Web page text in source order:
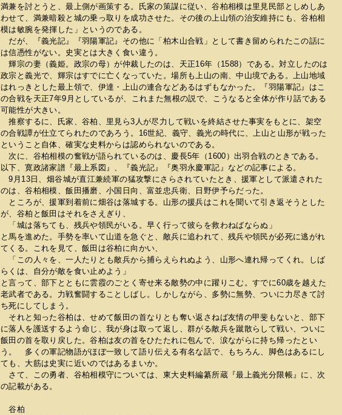
満兼を討とうと、最上側が画策する。氏家の策謀に従い、谷柏相模は里見民部としめしあ
わせて、満兼暗殺と城の乗っ取りを成功させた。その後の上山領の治安維持にも、谷柏相
模は敏腕を発揮した」というのである。
だが、『義光記』『羽陽軍記』その他に「柏木山合戦」として書き留められたこの話に
は信憑性がない。史実とは大きく食い違う。
輝宗の妻（義姫。政宗の母）が仲裁したのは、天正16年（1588）である。対立したのは
政宗と義光で、輝宗はすでに亡くなっていた。場所も上山の南、中山境である。上山地域
はれっきとした最上領で、伊達・上山の連合などあるはずもなかった。『羽陽軍記』はこ
の合戦を天正7年9月としているが、これまた無根の説で、こうなると全体が作り話である
可能性が大きい。
推察するに、氏家、谷柏、里見ら3人が尽力して戦いを終結させた事実をもとに、架空
の合戦譚が仕立てられたのであろう。16世紀、義守、義光の時代に、上山と山形が戦った
ということ自体、確実な史料からは認められないのである。
次に、谷柏相模の奮戦が語られているのは、慶長5年（1600）出羽合戦のときである。
以下、寛政諸家譜『最上系図』、『義光記』『奥羽永慶軍記』などの記事による。
9月13日、畑谷城が直江兼続軍の猛攻撃にさらされていたとき、援軍として派遣された
のは、谷柏相模、飯田播磨、小国日向、富並忠兵衛、日野伊予らだった。
ところが、援軍到着前に畑谷は落城する。山形の援兵はこれを聞いて引き返そうとした
が、谷柏と飯田はそれをさえぎり、
「城は落ちても、残兵や領民がいる。早く行って彼らを救わねばならぬ」
と馬を進めた。手勢を率いて山道を急ぐと、敵兵に追われて、残兵や領民が必死に逃がれ
てくる。これを見て、飯田は谷柏に向かい、
「この人々を、一人たりとも敵兵から捕らえられぬよう、山形へ連れ帰ってくれ。しば
らくは、自分が敵を食い止めよう」
と言って、部下とともに雲霞のごとく寄せ来る敵勢の中に躍りこむ。すでに60歳を越えた
老武者である。力戦奮闘することしばし。しかしながら、多勢に無勢、ついに力尽きて討
ち死にしてしまう。
それと知った谷柏は、せめて飯田の首なりとも奪い返さねば友情の甲斐もないと、部下
に落人を護送するよう命じ、我が身は取って返し、群がる敵兵を蹴散らして戦い、ついに
飯田の首を取り戻した。谷柏は友の首をひたたれに包んで、涙ながらに持ち帰ったとい
う。 多くの軍記物語がほぼ一致して語り伝える有名な話で、もちろん、脚色はあるにし
ても、大筋は史実に近いのではあるまいか。
さて、この勇者、谷柏相模守については、東大史料編纂所蔵『最上義光分限帳』に、次
の記載がある。
谷柏